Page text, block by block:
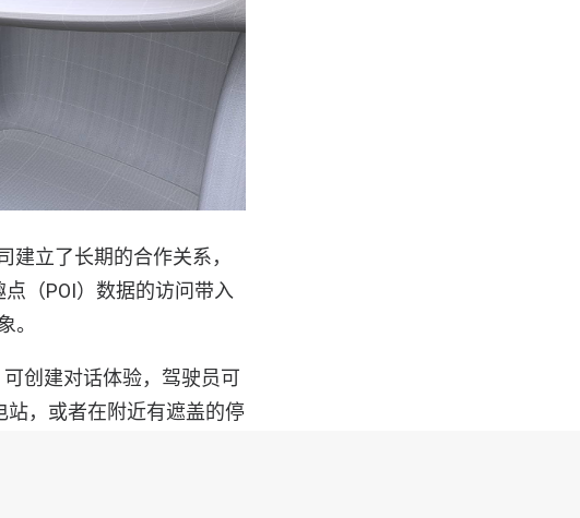
立了长期的合作关系，
点（POI）数据的访问带入
。
创建对话体验，驾驶员可
站，或者在附近有遮盖的停